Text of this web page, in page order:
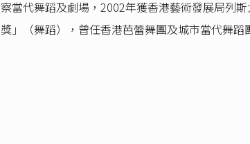
當代舞蹈及劇場，2002年獲香港藝術發展局列
（舞蹈），曾任香港芭蕾舞團及城市當代舞蹈